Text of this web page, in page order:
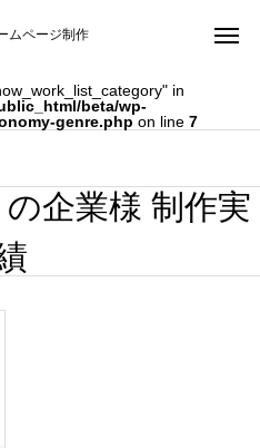
ムページ制作
in
beta/wp-
genre.php on line 7
企業様 制作実